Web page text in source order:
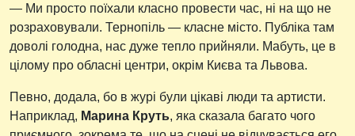
— Ми просто поїхали класно провести час, ні на що не
розраховували. Тернопіль — класне місто. Публіка там
доволі голодна, нас дуже тепло прийняли. Мабуть, це в
цілому про обласні центри, окрім Києва та Львова.
Певно, додала, бо в журі були цікаві люди та артисти.
Наприклад, Марина Круть, яка сказала багато чого